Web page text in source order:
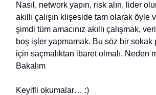
Nasıl, network yapın, risk alın, lider
akıllı çalışın klişeside tam olarak öyle
şimdi tüm amacınız akıllı çalışmak,
boş işler yapmamak. Bu söz bir sokak
için saçmalıktan ibaret olmalı. Neden
Bakalım
Keyifli okumalar… :)